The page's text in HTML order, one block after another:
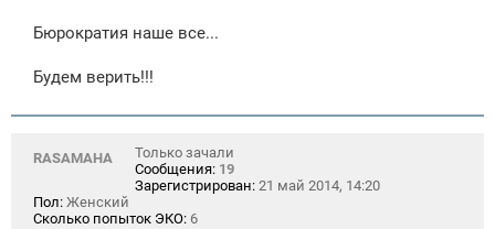
Бюрократия наше все...
Будем верить!!!
RASAMAHA
Только зачали
Сообщения: 19
Зарегистрирован: 21 май 2014, 14:20
Пол: Женский
Сколько попыток ЭКО: 6